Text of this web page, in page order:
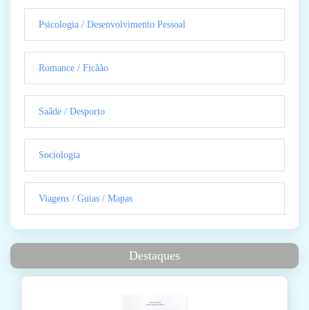
Psicologia / Desenvolvimento Pessoal
Romance / Ficãão
Saãde / Desporto
Sociologia
Viagens / Guias / Mapas
Destaques